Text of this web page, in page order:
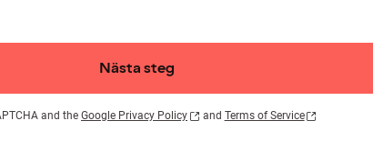
Nästa steg
and the Google Privacy Policy and Terms of Service